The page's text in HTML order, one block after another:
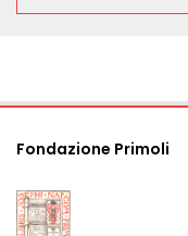
Fondazione Primoli